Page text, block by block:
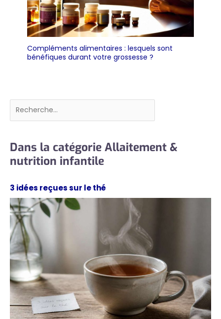
Compléments alimentaires : lesquels sont
bénéfiques durant votre grossesse ?
Rechercher
Dans la catégorie Allaitement &
nutrition infantile
3 idées reçues sur le thé